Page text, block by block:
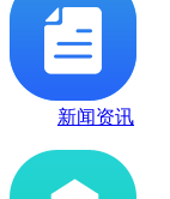
新闻资讯